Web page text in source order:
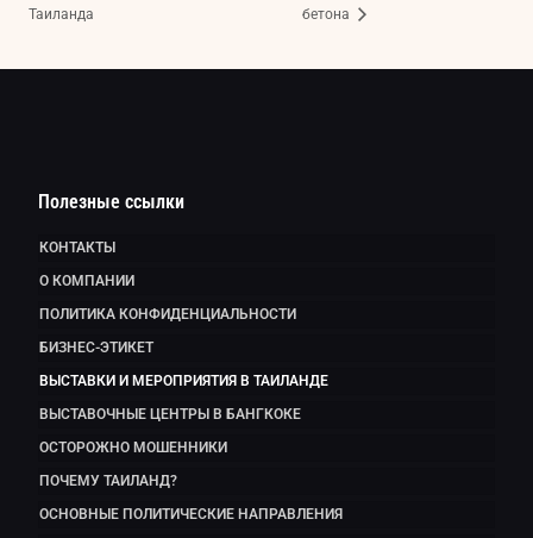
Таиланда
бетона
Полезные ссылки
КОНТАКТЫ
О КОМПАНИИ
ПОЛИТИКА КОНФИДЕНЦИАЛЬНОСТИ
БИЗНЕС-ЭТИКЕТ
ВЫСТАВКИ И МЕРОПРИЯТИЯ В ТАИЛАНДЕ
ВЫСТАВОЧНЫЕ ЦЕНТРЫ В БАНГКОКЕ
ОСТОРОЖНО МОШЕННИКИ
ПОЧЕМУ ТАИЛАНД?
ОСНОВНЫЕ ПОЛИТИЧЕСКИЕ НАПРАВЛЕНИЯ